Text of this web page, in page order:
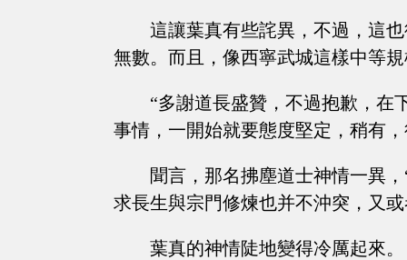
這讓葉真有些詫異，不過，這
無數。而且，像西寧武城這樣中等
“多謝道長盛贊，不過抱歉，在
事情，一開始就要態度堅定，稍有
聞言，那名拂塵道士神情一異
求長生與宗門修煉也并不沖突，又
葉真的神情陡地變得冷厲起來。